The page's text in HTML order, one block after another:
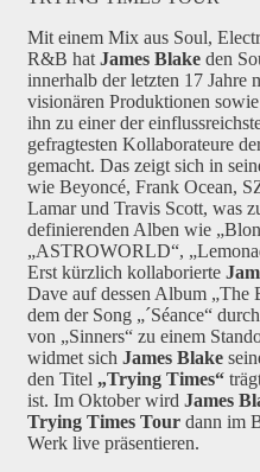
Mit einem Mix aus Soul,
R&B hat James Blake den
innerhalb der letzten 17 Jahre
visionären Produktionen
ihn zu einer der
gefragtesten Kollaborateure
gemacht. Das zeigt sich in
wie Beyoncé, Frank Ocean,
Lamar und Travis Scott, was
definierenden Alben wie
„ASTROWORLD“,
Erst kürzlich kollaborierte
Dave auf dessen Album
dem der Song „´Séance“
von „Sinners“ zu einem
widmet sich James Blake
den Titel „Trying Times“
ist. Im Oktober wird James
Trying Times Tour dann im
Werk live präsentieren.